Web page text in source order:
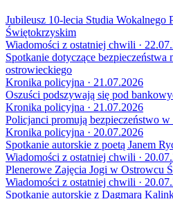
Jubileusz 10-lecia Studia Wokalnego
Świętokrzyskim
Wiadomości z ostatniej chwili ·
Spotkanie dotyczące bezpieczeństwa
ostrowieckiego
Kronika policyjna · 21.07.2026
Oszuści podszywają się pod
Kronika policyjna · 21.07.2026
Policjanci promują bezpieczeństwo w
Kronika policyjna · 20.07.2026
Spotkanie autorskie z poetą Janem
Wiadomości z ostatniej chwili ·
Plenerowe Zajęcia Jogi w Ostrowcu
Wiadomości z ostatniej chwili ·
Spotkanie autorskie z Dagmarą